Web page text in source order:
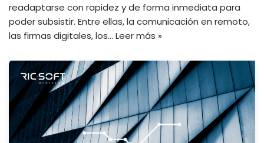
readaptarse con rapidez y de forma inmediata para
poder subsistir. Entre ellas, la comunicación en remoto,
las firmas digitales, los… Leer más »